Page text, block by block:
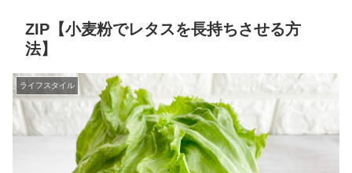
ZIP【小麦粉でレタスを長持ちさせる方
法】
ライフスタイル